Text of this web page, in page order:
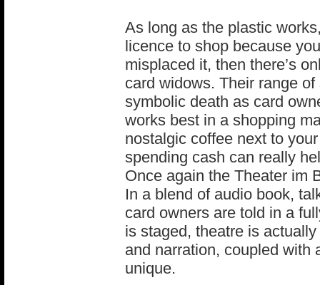
As long as the plastic
licence to shop because
misplaced it, then there’s
card widows. Their range
symbolic death as card
works best in a shopping
nostalgic coffee next to
spending cash can really
Once again the Theater im
In a blend of audio book,
card owners are told in a
is staged, theatre is
and narration, coupled with
unique.